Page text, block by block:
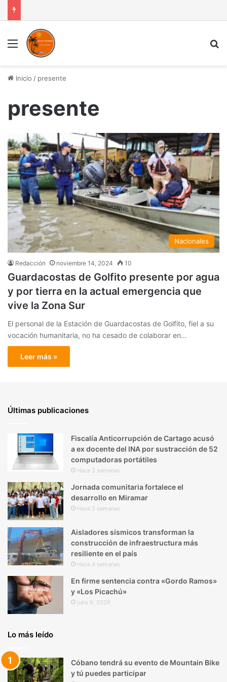
Menú
Inicio / presente
presente
Nacionales
Redacción noviembre 14, 2024 10
Guardacostas de Golfito presente por agua
y por tierra en la actual emergencia que
vive la Zona Sur
El personal de la Estación de Guardacostas de Golfito, fiel a su
vocación humanitaria, no ha cesado de colaborar en…
Leer más »
Últimas publicaciones
Fiscalía Anticorrupción de Cartago acusó
a ex docente del INA por sustracción de 52
computadoras portátiles
Hace 2 semanas
Jornada comunitaria fortalece el
desarrollo en Miramar
Hace 2 semanas
Aisladores sísmicos transforman la
construcción de infraestructura más
resiliente en el país
Hace 4 semanas
En firme sentencia contra «Gordo Ramos»
y «Los Picachú»
julio 6, 2026
Lo más leído
Cóbano tendrá su evento de Mountain Bike
y tú puedes participar